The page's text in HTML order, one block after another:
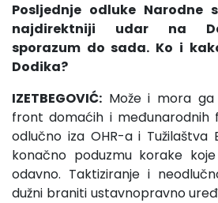
Posljednje odluke Narodne
najdirektniji udar na
sporazum do sada. Ko i
Dodika?
IZETBEGOVIĆ: Može i mora ga
front domaćih i
odlučno iza OHR-a i Tužilaštva
konačno poduzmu korake
odavno. Taktiziranje i
dužni braniti ustavnopravno